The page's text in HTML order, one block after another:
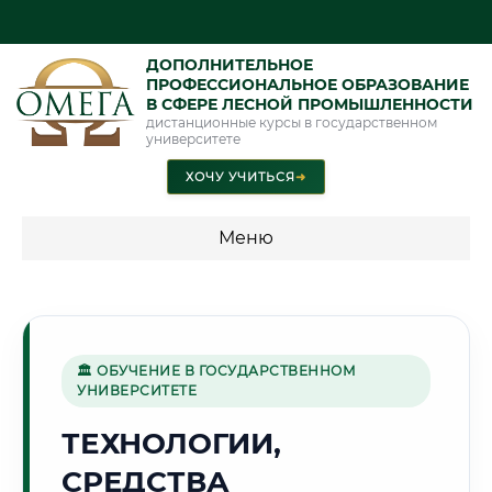
ДОПОЛНИТЕЛЬНОЕ
ПРОФЕССИОНАЛЬНОЕ ОБРАЗОВАНИЕ
В СФЕРЕ ЛЕСНОЙ ПРОМЫШЛЕННОСТИ
дистанционные курсы в государственном
университете
ХОЧУ УЧИТЬСЯ➜
Меню
промышленность"
🏭
🏛 ОБУЧЕНИЕ В ГОСУДАРСТВЕННОМ
УНИВЕРСИТЕТЕ
ТЕХНОЛОГИИ,
СРЕДСТВА